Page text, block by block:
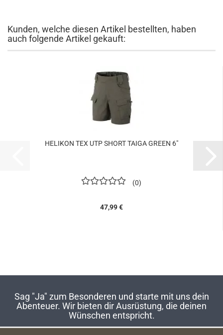
Kunden, welche diesen Artikel bestellten, haben
auch folgende Artikel gekauft:
HELIKON TEX UTP SHORT TAIGA GREEN 6"
0
47,99 €
Sag "Ja" zum Besonderen und starte mit uns dein
Abenteuer. Wir bieten dir Ausrüstung, die deinen
Wünschen entspricht.